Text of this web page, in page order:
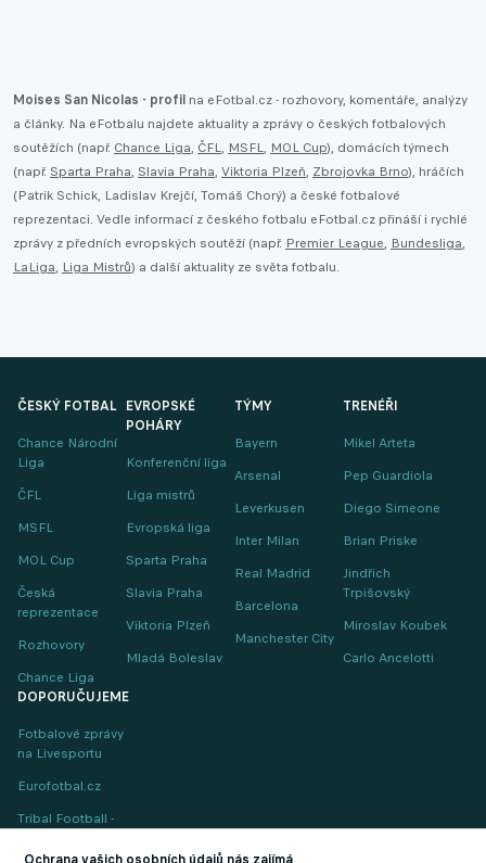
Moises San Nicolas - profil na eFotbal.cz - rozhovory, komentáře, analýzy
a články. Na eFotbalu najdete aktuality a zprávy o českých fotbalových
soutěžích (např. Chance Liga, ČFL, MSFL, MOL Cup), domácích týmech
(např. Sparta Praha, Slavia Praha, Viktoria Plzeň, Zbrojovka Brno), hráčích
(Patrik Schick, Ladislav Krejčí, Tomáš Chorý) a české fotbalové
reprezentaci. Vedle informací z českého fotbalu eFotbal.cz přináší i rychlé
zprávy z předních evropských soutěží (např. Premier League, Bundesliga,
LaLiga, Liga Mistrů) a další aktuality ze světa fotbalu.
ČESKÝ FOTBAL
Chance Národní
Liga
ČFL
MSFL
MOL Cup
Česká
reprezentace
Rozhovory
Chance Liga
EVROPSKÉ
POHÁRY
Konferenční liga
Liga mistrů
Evropská liga
Sparta Praha
Slavia Praha
Viktoria Plzeň
Mladá Boleslav
TÝMY
Bayern
Arsenal
Leverkusen
Inter Milan
Real Madrid
Barcelona
Manchester City
TRENÉŘI
Mikel Arteta
Pep Guardiola
Diego Simeone
Brian Priske
Jindřich
Trpišovský
Miroslav Koubek
Carlo Ancelotti
DOPORUČUJEME
Fotbalové zprávy
na Livesportu
Eurofotbal.cz
Tribal Football -
(EN)